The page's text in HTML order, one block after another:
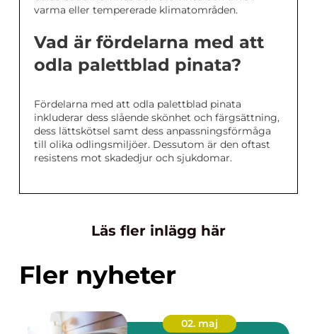
varma eller tempererade klimatområden.
Vad är fördelarna med att
odla palettblad pinata?
Fördelarna med att odla palettblad pinata
inkluderar dess slående skönhet och färgsättning,
dess lättskötsel samt dess anpassningsförmåga
till olika odlingsmiljöer. Dessutom är den oftast
resistens mot skadedjur och sjukdomar.
Läs fler inlägg här
Fler nyheter
02. maj